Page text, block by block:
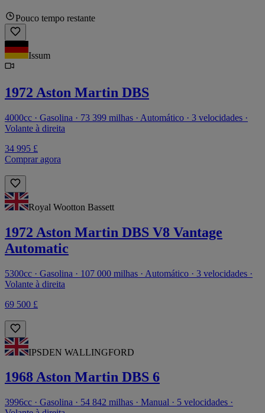
Pouco tempo restante
Issum
1972 Aston Martin DBS
4000cc · Gasolina · 73 399 milhas · Automático · 3 velocidades ·
Volante à direita
34 995 £
Comprar agora
Royal Wootton Bassett
1972 Aston Martin DBS V8 Vantage
Automatic
5300cc · Gasolina · 107 000 milhas · Automático · 3 velocidades ·
Volante à direita
69 500 £
IPSDEN WALLINGFORD
1968 Aston Martin DBS 6
3996cc · Gasolina · 54 842 milhas · Manual · 5 velocidades ·